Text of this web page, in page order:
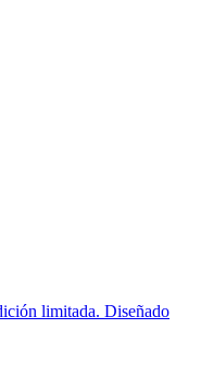
limitada. Diseñado